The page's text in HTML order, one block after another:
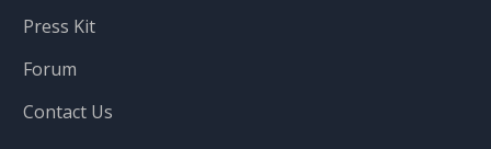
Press Kit
Forum
Contact Us